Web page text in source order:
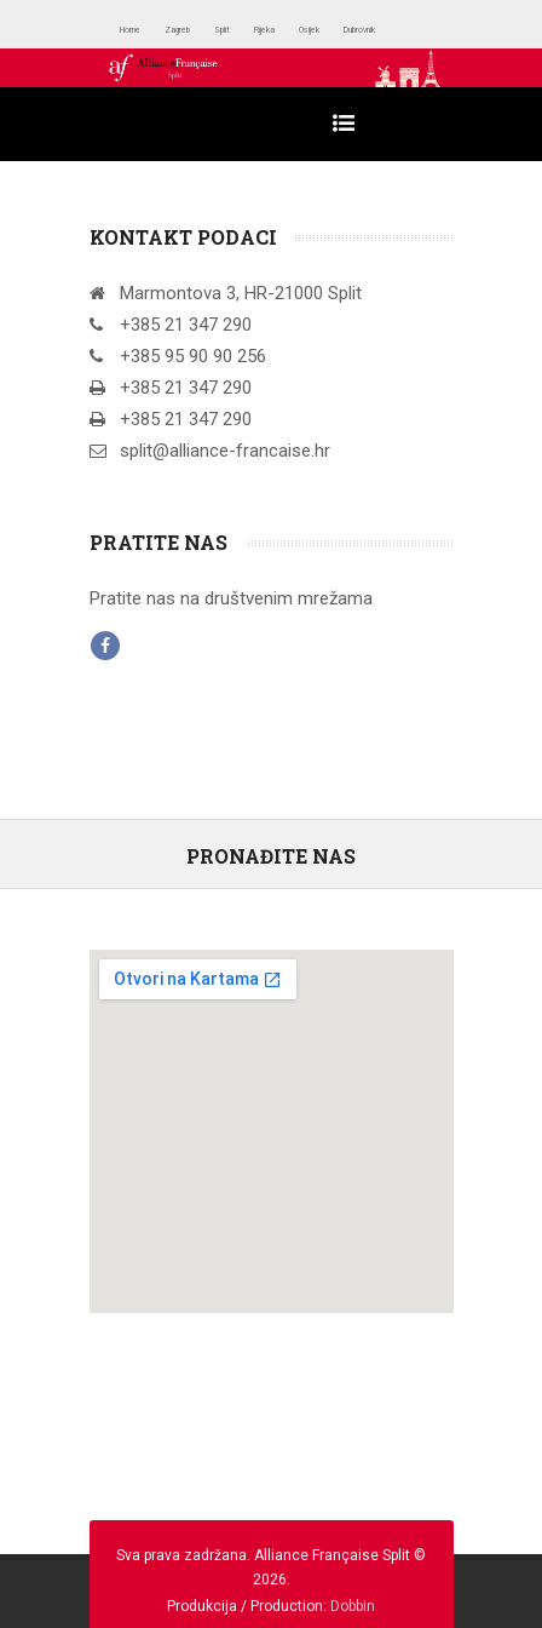
Home Zagreb Split Rijeka Osijek Dubrovnik
KONTAKT PODACI
Marmontova 3, HR-21000 Split
+385 21 347 290
+385 95 90 90 256
+385 21 347 290
+385 21 347 290
split@alliance-francaise.hr
PRATITE NAS
Pratite nas na društvenim mrežama
PRONAĐITE NAS
Sva prava zadržana. Alliance Française Split ©
2026.
Produkcija / Production: Dobbin